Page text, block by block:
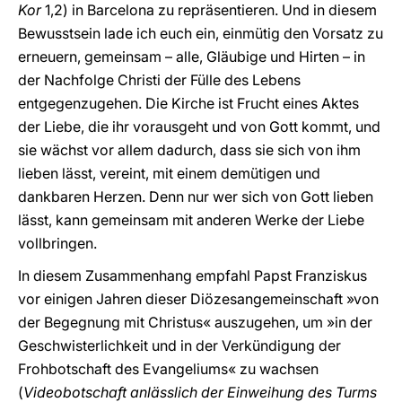
Kor1,2) in Barcelona zu repräsentieren. Und in diesem
Bewusstsein lade ich euch ein, einmütig den Vorsatz zu
erneuern, gemeinsam – alle, Gläubige und Hirten – in
der Nachfolge Christi der Fülle des Lebens
entgegenzugehen. Die Kirche ist Frucht eines Aktes
der Liebe, die ihr vorausgeht und von Gott kommt, und
sie wächst vor allem dadurch, dass sie sich von ihm
lieben lässt, vereint, mit einem demütigen und
dankbaren Herzen. Denn nur wer sich von Gott lieben
lässt, kann gemeinsam mit anderen Werke der Liebe
vollbringen.
In diesem Zusammenhang empfahl Papst Franziskus
vor einigen Jahren dieser Diözesangemeinschaft »von
der Begegnung mit Christus« auszugehen, um »in der
Geschwisterlichkeit und in der Verkündigung der
Frohbotschaft des Evangeliums« zu wachsen
(Videobotschaft anlässlich der Einweihung des Turms